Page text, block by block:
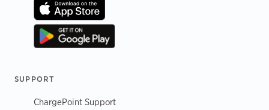
SUPPORT
ChargePoint Support